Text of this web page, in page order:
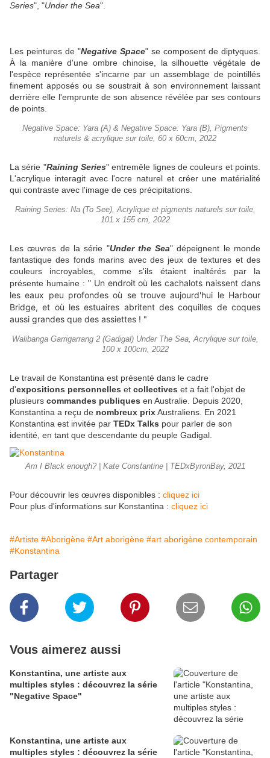
Series", "Under the Sea".
Les peintures de "Negative Space" se composent de diptyques.
À la manière d'une ombre chinoise, la silhouette végétale de
l'espèce représentée s'incarne par un assemblage de pointillés
finement apposés ou se soustrait à son environnement laissant
derrière elle l'emprunte de son absence révélée par ses contours
de points.
Negative Space: Yara (A) & Negative Space: Yara (B), Pigments
naturels & acrylique sur toile, 60 x 60cm, 2022
La série "Raining Series" entremêle lignes de couleurs et points.
L'acrylique interagit avec l'ocre naturel et créer une matérialité
qui contraste avec l'image de ces précipitations.
Raining Series: Na (To See), Acrylique et pigments naturels sur toile,
101 x 155 cm, 2022
Les œuvres de la série "Under the Sea" dépeignent le monde
fantastique des fonds marins avec des jeux de textures et des
couleurs incroyables, comme s'ils étaient inaltérés par la
présente humaine : "Un endroit où les cachalots naissent dans
les eaux peu profondes où se trouve aujourd'hui le Harbour
Bridge, et où les estuaires abritent des coquilles de coques
aussi grandes que des assiettes ! "
Walibanga Garrigarrang 2 (Gadigal) Under The Sea, Acrylique sur toile,
100 x 100cm, 2022
Le travail de Konstantina est présenté dans le cadre
d'expositions personnelles et collectives et a fait l'objet de
plusieurs commandes publiques en Australie. Depuis 2020,
Konstantina a reçu de nombreux prixAustraliens. En 2021
Konstantina est invitée par TEDx Talks pour parler de son
identité, en tant que descendante du peuple Gadigal.
Am I Black enough? | Kate Constantine | TEDxByronBay, 2021
Pour découvrir les œuvres disponibles : cliquez ici
Pour plus d'informations sur Konstantina : cliquez ici
#Artiste #Aborigène #Art aborigène #art aborigène contemporain
#Konstantina
Partager
Vous aimerez aussi
Konstantina, une artiste aux
multiples styles : découvrez la série
"Negative Space"
Konstantina, une artiste aux
multiples styles : découvrez la série